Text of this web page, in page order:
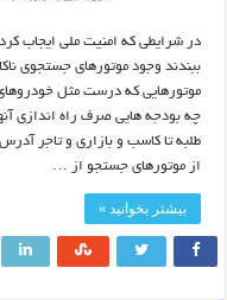
در شرایطی که امنیت ملی ایجاب
ببندند وجود موتورهای جستجوی
موتورهایی که درست مثل
چه بودجه هایی صرف راه اندازی
طلبه تا کاسب و بازاری و تاجر
از موتورهای جستجو از …
بیشتر بخوانید »